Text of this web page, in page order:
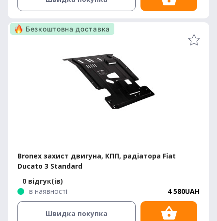
Bronex захист двигуна, КПП, радіатора Fiat
Ducato 3 Standard
0 відгук(ів)
в наявності
4 580UAH
Безкоштовна доставка
Швидка покупка